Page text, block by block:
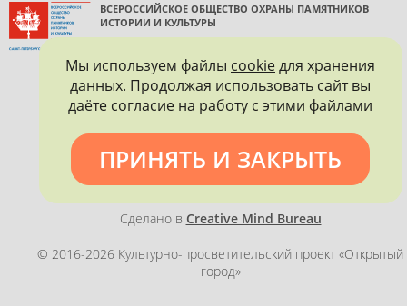
ВСЕРОССИЙСКОЕ ОБЩЕСТВО ОХРАНЫ ПАМЯТНИКОВ
ИСТОРИИ И КУЛЬТУРЫ
Политика конфиденциальности
Сделано в Creative Mind Bureau
© 2016-2026 Культурно-просветительский проект «Открытый
город»
Мы используем файлы cookieдля хранения
данных. Продолжая использовать сайт вы
даёте согласие на работу с этими файлами
ПРИНЯТЬ И ЗАКРЫТЬ